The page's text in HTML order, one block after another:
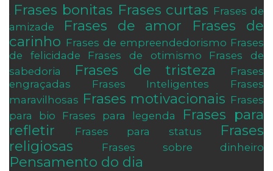
Frases bonitas Frases curtas Frases de
amizade
Frases de amor
Frases de
carinho Frases de empreendedorismo Frases
de felicidade
Frases de otimismo
Frases de
sabedoria
Frases de tristeza
Frases
engraçadas
Frases Inteligentes
Frases
maravilhosas Frases motivacionais Frases
para bio
Frases para legenda
Frases para
refletir
Frases para status
Frases
religiosas
Frases sobre dinheiro
Pensamento do dia